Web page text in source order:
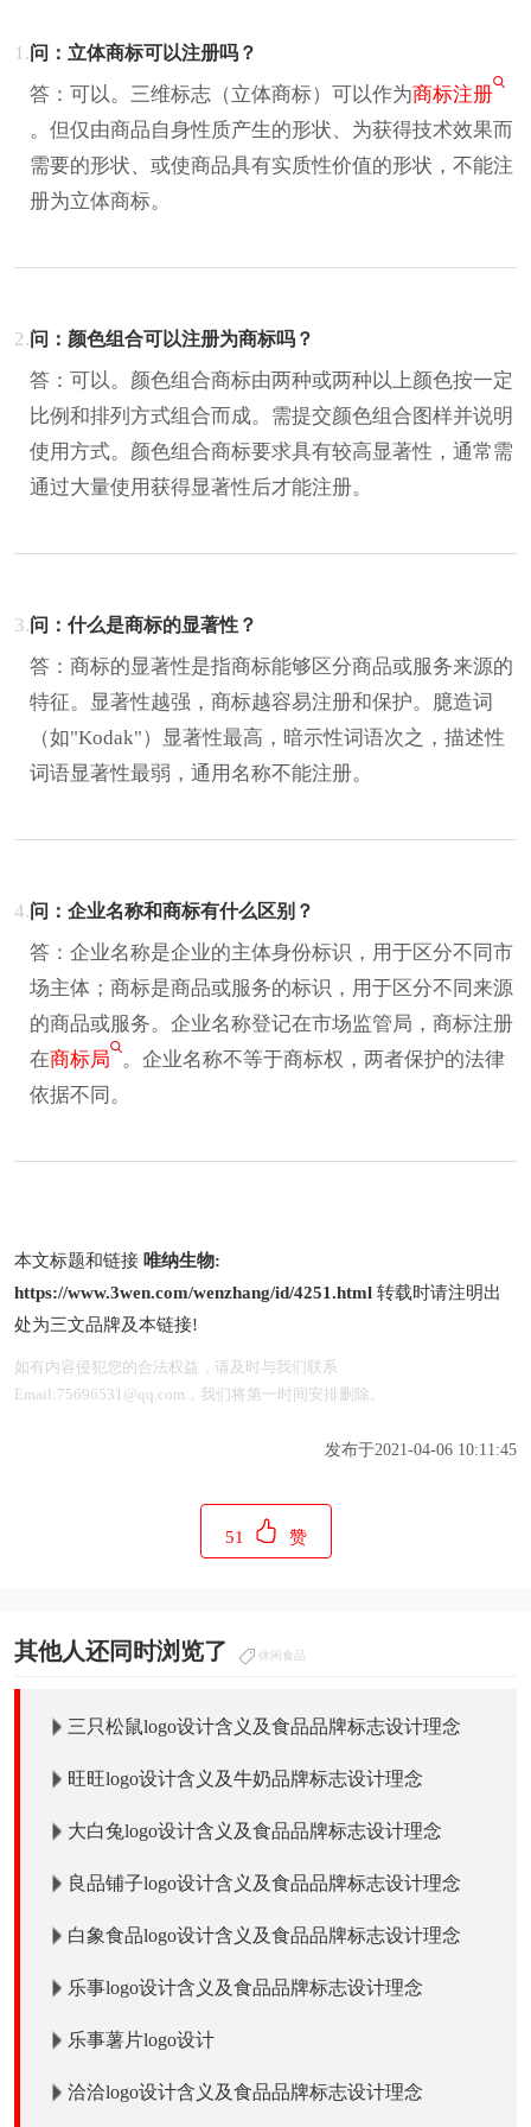
1.问：立体商标可以注册吗？
答：可以。三维标志（立体商标）可以作为商标注册
。但仅由商品自身性质产生的形状、为获得技术效果而
需要的形状、或使商品具有实质性价值的形状，不能注
册为立体商标。
2.问：颜色组合可以注册为商标吗？
答：可以。颜色组合商标由两种或两种以上颜色按一定
比例和排列方式组合而成。需提交颜色组合图样并说明
使用方式。颜色组合商标要求具有较高显著性，通常需
通过大量使用获得显著性后才能注册。
3.问：什么是商标的显著性？
答：商标的显著性是指商标能够区分商品或服务来源的
特征。显著性越强，商标越容易注册和保护。臆造词
（如"Kodak"）显著性最高，暗示性词语次之，描述性
词语显著性最弱，通用名称不能注册。
4.问：企业名称和商标有什么区别？
答：企业名称是企业的主体身份标识，用于区分不同市
场主体；商标是商品或服务的标识，用于区分不同来源
的商品或服务。企业名称登记在市场监管局，商标注册
在商标局
。企业名称不等于商标权，两者保护的法律
依据不同。
本文标题和链接 唯纳生物:
https://www.3wen.com/wenzhang/id/4251.html 转载时请注明出
处为三文品牌及本链接!
如有内容侵犯您的合法权益，请及时与我们联系
Email:75696531@qq.com，我们将第一时间安排删除。
发布于2021-04-06 10:11:45
51 赞
其他人还同时浏览了 休闲食品
三只松鼠logo设计含义及食品品牌标志设计理念
旺旺logo设计含义及牛奶品牌标志设计理念
大白兔logo设计含义及食品品牌标志设计理念
良品铺子logo设计含义及食品品牌标志设计理念
白象食品logo设计含义及食品品牌标志设计理念
乐事logo设计含义及食品品牌标志设计理念
乐事薯片logo设计
洽洽logo设计含义及食品品牌标志设计理念